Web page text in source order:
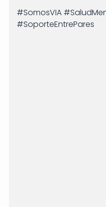
#SomosVIA
#SoporteEntrePares